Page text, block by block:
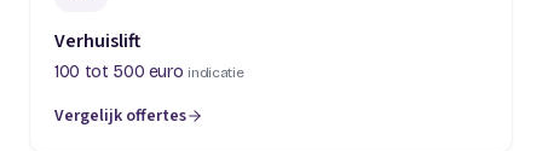
Verhuislift
100 tot 500 euro indicatie
Vergelijk offertes
(opent in een nieuw tabblad)